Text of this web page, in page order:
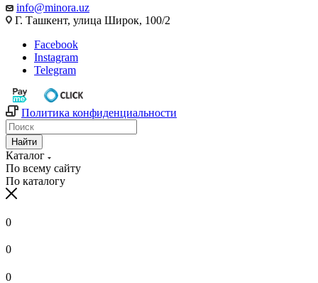
info@minora.uz
Г. Ташкент, улица Широк, 100/2
Facebook
Instagram
Telegram
Политика конфиденциальности
Найти
Каталог
По всему сайту
По каталогу
0
0
0